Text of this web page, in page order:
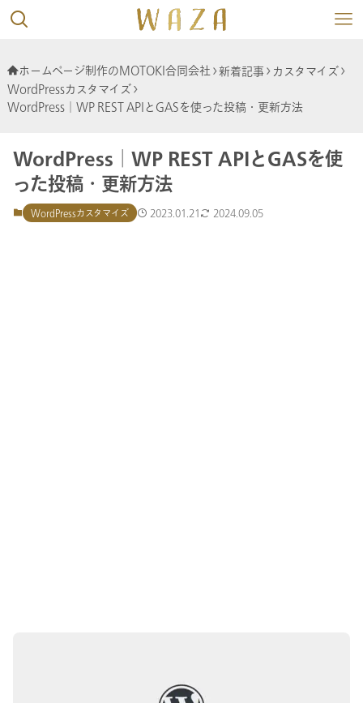
ホームページ制作のMOTOKI合同会社 新着記事
カスタマイズ
WordPressカスタマイズ
WordPress│WP REST APIとGASを使った投稿・更新方法
WordPress│WP REST APIとGASを使
った投稿・更新方法
WordPressカスタマイズ 2023.01.21 2024.09.05